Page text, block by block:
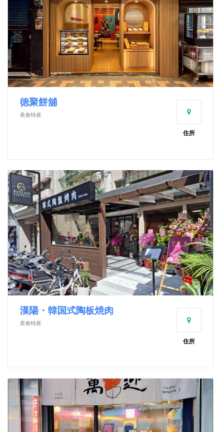
徳聚餅舖
美食特産
住所
漢陽・韓国式陶板焼肉
美食特産
住所